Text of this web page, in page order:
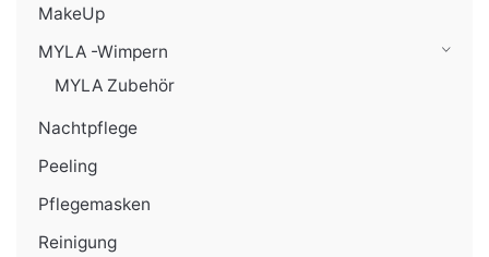
MakeUp
MYLA -Wimpern
MYLA Zubehör
Nachtpflege
Peeling
Pflegemasken
Reinigung